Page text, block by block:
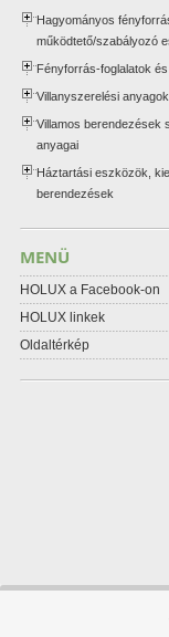
Hagyományos
működtető/szabályozó
Fényforrás-foglalatok
Villanyszerelési anyagok
Villamos berendezések
anyagai
Háztartási eszközök,
berendezések
MENÜ
HOLUX a Facebook-on
HOLUX linkek
Oldaltérkép